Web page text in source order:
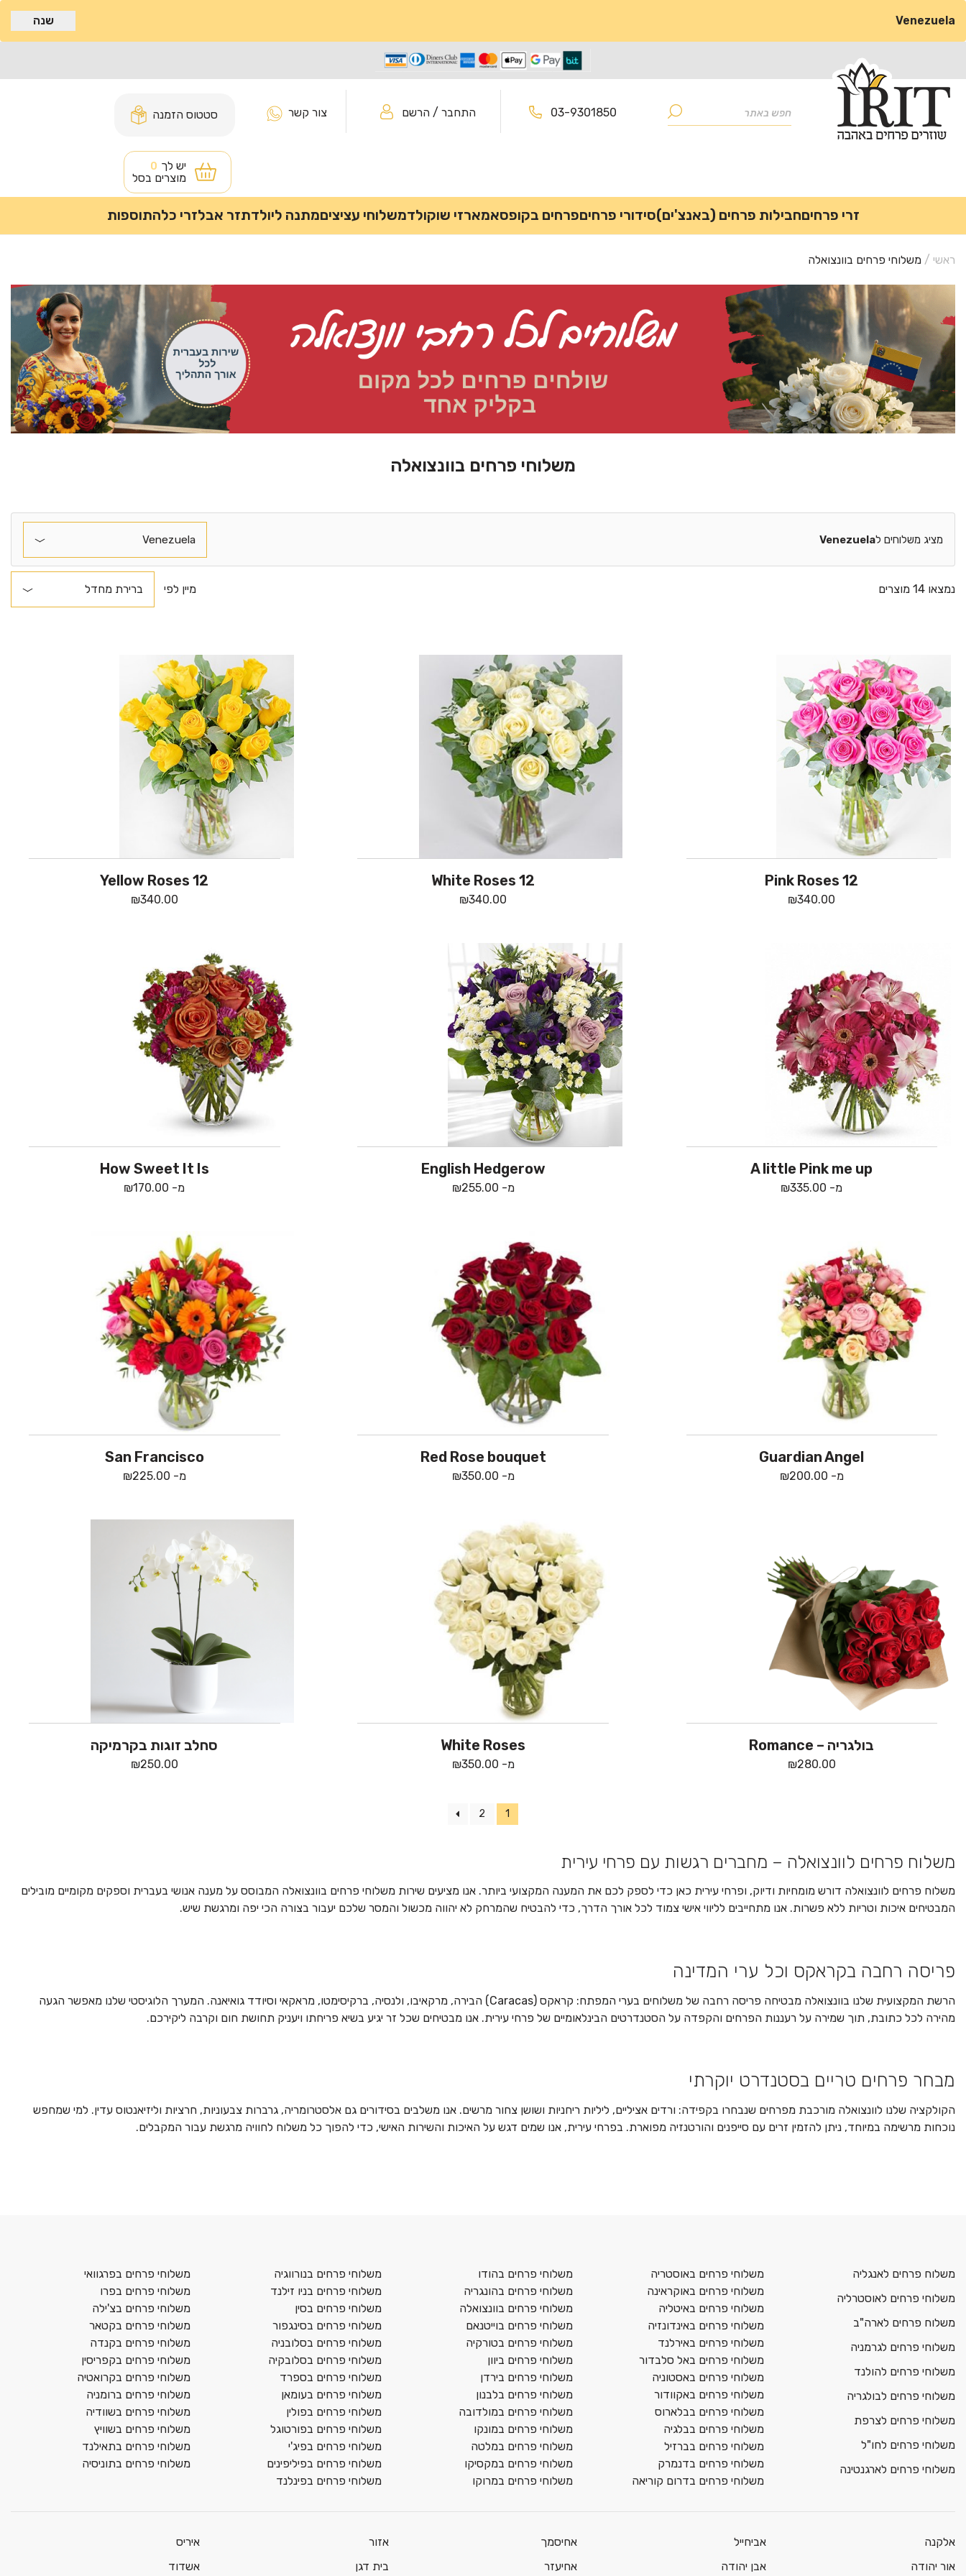
Venezuela שנה
Skip
navigation
Skip
content
search
03-9301850 התחבר / הרשם צור קשר סטטוס הזמנה
יש לך 0
מוצרים בסל
זרי פרחיםחבילות פרחים (באנצ'ים)סידורי פרחיםפרחים בקופסאמארזי שוקולדמשלוחי עציציםמתנה ליולדתזר אבלזרי כלהתוספות
ראשי / משלוחי פרחים בוונצואלה
משלוחי פרחים בוונצואלה
מציג משלוחים לVenezuela
מיין לפי נמצאו 14 מוצרים
12 Pink Roses
₪340.00
12 White Roses
₪340.00
12 Yellow Roses
₪340.00
A little Pink me up
מ- ₪335.00
English Hedgerow
מ- ₪255.00
How Sweet It Is
מ- ₪170.00
Guardian Angel
מ- ₪200.00
Red Rose bouquet
מ- ₪350.00
San Francisco
מ- ₪225.00
בולגריה – Romance
₪280.00
White Roses
מ- ₪350.00
סחלב זוגות בקרמיקה
₪250.00
1
2
משלוח פרחים לוונצואלה – מחברים רגשות עם פרחי עירית
משלוח פרחים לוונצואלה דורש מומחיות ודיוק, ופרחי עירית כאן כדי לספק לכם את המענה המקצועי ביותר. אנו מציעים שירות משלוחי פרחים בוונצואלה המבוסס על מענה אנושי בעברית וספקים מקומיים מובילים
המבטיחים איכות וטריות ללא פשרות. אנו מתחייבים לליווי אישי צמוד לכל אורך הדרך, כדי להבטיח שהמרחק לא יהווה מכשול והמסר שלכם יעבור בצורה הכי יפה ומרגשת שיש.
פריסה רחבה בקראקס וכל ערי המדינה
הרשת המקצועית שלנו בוונצואלה מבטיחה פריסה רחבה של משלוחים בערי המפתח: קראקס (Caracas) הבירה, מרקאיבו, ולנסיה, ברקיסימטו, מראקאי וסיודד גואיאנה. המערך הלוגיסטי שלנו מאפשר הגעה
מהירה לכל כתובת, תוך שמירה על רעננות הפרחים והקפדה על הסטנדרטים הבינלאומיים של פרחי עירית. אנו מבטיחים שכל זר יגיע בשיא פריחתו ויעניק תחושת חום וקרבה ליקירכם.
מבחר פרחים טריים בסטנדרט יוקרתי
הקולקציה שלנו לוונצואלה מורכבת מפרחים שנבחרו בקפידה: ורדים אציליים, ליליות ריחניות ושושן צחור מרשים. אנו משלבים בסידורים גם אלסטרומריה, גרברות צבעוניות, חרציות וליזיאנטוס עדין. למי שמחפש
נוכחות מרשימה במיוחד, ניתן להזמין זרים עם סייפנים והורטנזיה מפוארת. בפרחי עירית, אנו שמים דגש על האיכות והשירות האישי, כדי להפוך כל משלוח לחוויה מרגשת עבור המקבלים.
משלוח פרחים לאנגליה
משלוחי פרחים לאוסטרליה
משלוח פרחים לארה"ב
משלוחי פרחים לגרמניה
משלוחי פרחים להולנד
משלוחי פרחים לבולגריה
משלוחי פרחים לצרפת
משלוחי פרחים לחו"ל
משלוחי פרחים לארגנטינה
משלוחי פרחים באוסטריה
משלוחי פרחים באוקראינה
משלוחי פרחים באיטליה
משלוחי פרחים באינדונזיה
משלוחי פרחים באירלנד
משלוחי פרחים באל סלבדור
משלוחי פרחים באסטוניה
משלוחי פרחים באקוודור
משלוחי פרחים בבלארוס
משלוחי פרחים בבלגיה
משלוחי פרחים בברזיל
משלוחי פרחים בדנמרק
משלוחי פרחים בדרום קוריאה
משלוחי פרחים בהודו
משלוחי פרחים בהונגריה
משלוחי פרחים בוונצואלה
משלוחי פרחים בוייטנאם
משלוחי פרחים בטורקיה
משלוחי פרחים ביוון
משלוחי פרחים בירדן
משלוחי פרחים בלבנון
משלוחי פרחים במולדובה
משלוחי פרחים במונקו
משלוחי פרחים במלטה
משלוחי פרחים במקסיקו
משלוחי פרחים במרוקו
משלוחי פרחים בנורווגיה
משלוחי פרחים בניו זילנד
משלוחי פרחים בסין
משלוחי פרחים בסינגפור
משלוחי פרחים בסלובניה
משלוחי פרחים בסלובקיה
משלוחי פרחים בספרד
משלוחי פרחים בעומאן
משלוחי פרחים בפולין
משלוחי פרחים בפורטוגל
משלוחי פרחים בפיג'י
משלוחי פרחים בפיליפינים
משלוחי פרחים בפינלנד
משלוחי פרחים בפרגוואי
משלוחי פרחים בפרו
משלוחי פרחים בצ'ילה
משלוחי פרחים בקטאר
משלוחי פרחים בקנדה
משלוחי פרחים בקפריסין
משלוחי פרחים בקרואטיה
משלוחי פרחים ברומניה
משלוחי פרחים בשוודיה
משלוחי פרחים בשוויץ
משלוחי פרחים בתאילנד
משלוחי פרחים בתוניסיה
אלקנה
אור יהודה
אביחייל
אבן יהודה
אחיסמך
אחיעזר
אזור
בית דגן
איריס
אשדוד